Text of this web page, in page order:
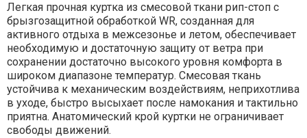
Легкая прочная куртка из смесовой ткани рип-стоп с
брызгозащитной обработкой WR, созданная для
активного отдыха в межсезонье и летом, обеспечивает
необходимую и достаточную защиту от ветра при
сохранении достаточно высокого уровня комфорта в
широком диапазоне температур. Смесовая ткань
устойчива к механическим воздействиям, неприхотлива
в уходе, быстро высыхает после намокания и тактильно
приятна. Анатомический крой куртки не ограничивает
свободы движений.